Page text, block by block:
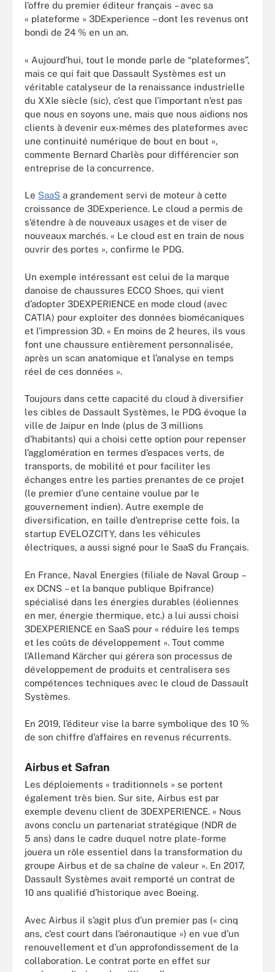
l’offre du premier éditeur français – avec sa
« plateforme » 3DExperience – dont les revenus ont
bondi de 24 % en un an.
« Aujourd’hui, tout le monde parle de “plateformes”,
mais ce qui fait que Dassault Systèmes est un
véritable catalyseur de la renaissance industrielle
du XXIe siècle (sic), c’est que l’important n’est pas
que nous en soyons une, mais que nous aidions nos
clients à devenir eux-mêmes des plateformes avec
une continuité numérique de bout en bout »,
commente Bernard Charlès pour différencier son
entreprise de la concurrence.
Le SaaS a grandement servi de moteur à cette
croissance de 3DExperience. Le cloud a permis de
s’étendre à de nouveaux usages et de viser de
nouveaux marchés. « Le cloud est en train de nous
ouvrir des portes », confirme le PDG.
Un exemple intéressant est celui de la marque
danoise de chaussures ECCO Shoes, qui vient
d’adopter 3DEXPERIENCE en mode cloud (avec
CATIA) pour exploiter des données biomécaniques
et l’impression 3D. « En moins de 2 heures, ils vous
font une chaussure entièrement personnalisée,
après un scan anatomique et l’analyse en temps
réel de ces données ».
Toujours dans cette capacité du cloud à diversifier
les cibles de Dassault Systèmes, le PDG évoque la
ville de Jaipur en Inde (plus de 3 millions
d’habitants) qui a choisi cette option pour repenser
l’agglomération en termes d’espaces verts, de
transports, de mobilité et pour faciliter les
échanges entre les parties prenantes de ce projet
(le premier d’une centaine voulue par le
gouvernement indien). Autre exemple de
diversification, en taille d’entreprise cette fois, la
startup EVELOZCITY, dans les véhicules
électriques, a aussi signé pour le SaaS du Français.
En France, Naval Energies (filiale de Naval Group –
ex DCNS – et la banque publique Bpifrance)
spécialisé dans les énergies durables (éoliennes
en mer, énergie thermique, etc.) a lui aussi choisi
3DEXPERIENCE en SaaS pour « réduire les temps
et les coûts de développement ». Tout comme
l’Allemand Kärcher qui gérera son processus de
développement de produits et centralisera ses
compétences techniques avec le cloud de Dassault
Systèmes.
En 2019, l’éditeur vise la barre symbolique des 10 %
de son chiffre d’affaires en revenus récurrents.
Airbus et Safran
Les déploiements « traditionnels » se portent
également très bien. Sur site, Airbus est par
exemple devenu client de 3DEXPERIENCE. « Nous
avons conclu un partenariat stratégique (NDR de
5 ans) dans le cadre duquel notre plate-forme
jouera un rôle essentiel dans la transformation du
groupe Airbus et de sa chaîne de valeur ». En 2017,
Dassault Systèmes avait remporté un contrat de
10 ans qualifié d’historique avec Boeing.
Avec Airbus il s’agit plus d’un premier pas (« cinq
ans, c’est court dans l’aéronautique ») en vue d’un
renouvellement et d’un approfondissement de la
collaboration. Le contrat porte en effet sur